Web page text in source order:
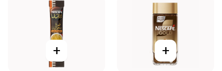
+
+